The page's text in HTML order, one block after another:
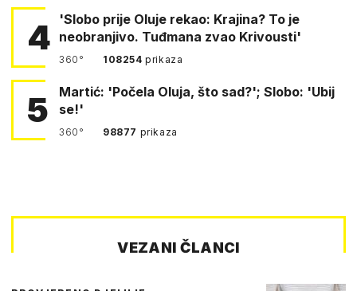
4
'Slobo prije Oluje rekao: Krajina? To je
neobranjivo. Tuđmana zvao Krivousti'
360° 108254prikaza
5
Martić: 'Počela Oluja, što sad?'; Slobo: 'Ubij
se!'
360° 98877 prikaza
VEZANI ČLANCI